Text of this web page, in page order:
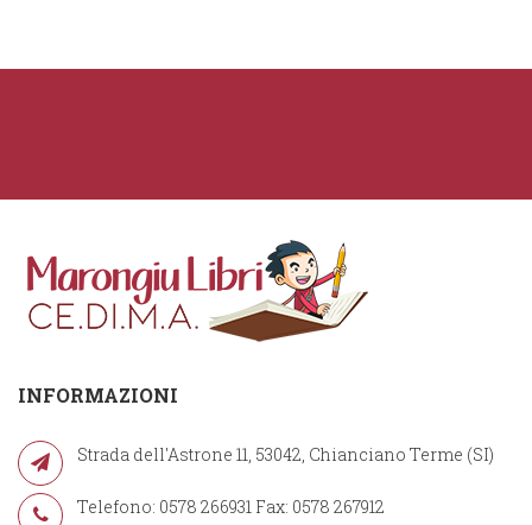
INFORMAZIONI
Strada dell'Astrone 11, 53042, Chianciano Terme (SI)
Telefono: 0578 266931 Fax: 0578 267912